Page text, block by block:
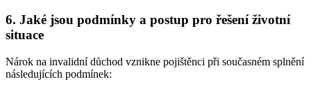
6. Jaké jsou podmínky a postup pro řešení životní
situace
Nárok na invalidní důchod vznikne pojištěnci při současném splnění
následujících podmínek: